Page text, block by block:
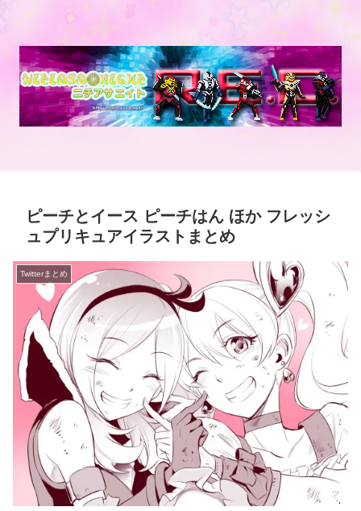
ピーチとイース ピーチはん ほか フレッシ
ュプリキュアイラストまとめ
Twitterまとめ